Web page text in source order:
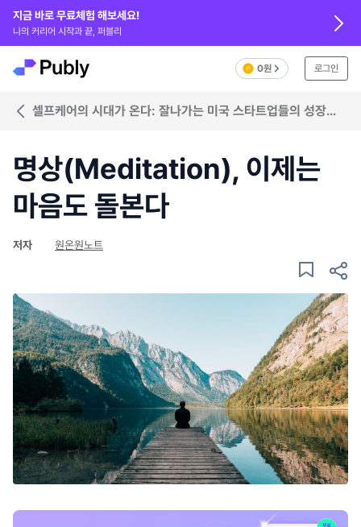
지금 바로 무료체험 해보세요!
나의 커리어 시작과 끝, 퍼블리
0원 로그인
셀프케어의 시대가 온다: 잘나가는 미국 스타트업들의 성장
명상(Meditation), 이제는
마음도 돌본다
저자 원온원노트